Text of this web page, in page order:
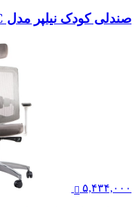
صندلی کودک نیلپر مدل KCR 518KC
۵,۴۳۴,۰۰۰